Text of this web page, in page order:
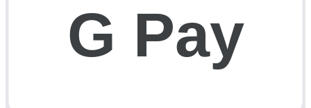
G Pay